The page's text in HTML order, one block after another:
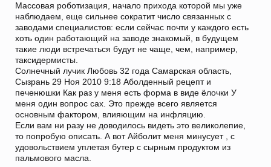
Массовая роботизация, начало прихода которой мы уже
наблюдаем, еще сильнее сократит число связанных с
заводами специалистов: если сейчас почти у каждого есть
хоть один работающий на заводе знакомый, в будущем
такие люди встречаться будут не чаще, чем, например,
таксидермисты.
Солнечный лучик Любовь 32 года Самарская область,
Сызрань 29 Ноя 2010 9:18 Аболденный рецепт и
печенюшки Как раз у меня есть форма в виде ёлочки У
меня один вопрос сах. Это прежде всего является
основным фактором, влияющим на инфляцию.
Если вам ни разу не доводилось видеть это великолепие,
то попробую описать. А вот Айболит меня минусует , с
удовольствием уплетая бутер с сырным продуктом из
пальмового масла.